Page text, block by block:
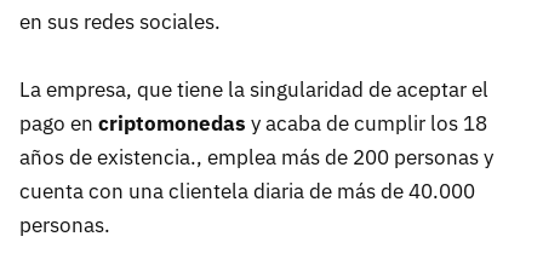
en sus redes sociales.
La empresa, que tiene la singularidad de aceptar el
pago en criptomonedas y acaba de cumplir los 18
años de existencia., emplea más de 200 personas y
cuenta con una clientela diaria de más de 40.000
personas.